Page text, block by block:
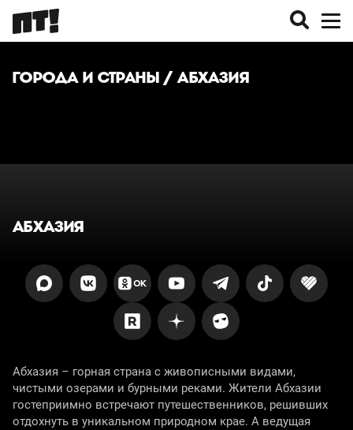
ГОРОДА И СТРАНЫ / АБХАЗИЯ
АБХАЗИЯ
Абхазия – горная страна с живописными видами,
чистыми озерами и бурными реками. Жители Абхазии
гостеприимно встречают путешественников, решивших
отдохнуть в уникальном природном крае. А ведущая